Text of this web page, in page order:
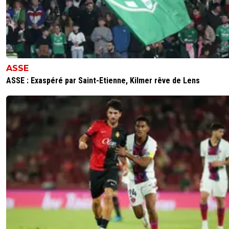
j'ai bien peur que tu ais raison, trop deg par
d'eder qui pourrait prolonger avec une clause de 5
pour que tout le monde soit content surtout qu'il
justifié son prix et qu'il a été blessé pdt un an et
0+ Répondre
peut y avoir une différence entre les propos
et ceux de son agent...Le point de
les 2 parties semblerait être le temps de jeu et
positionnement sur le terrain.
Répondre
Stef69 19 janvier 2012 à 17:19 +
le mec joue a VA ,il se permet de faire la fine
denigrer VA bien sur,mais bon pas grave,il espére
une offre de chelsea ou MU!!!!^^
ASSE
ASSE : Exaspéré par Saint-Etienne, Kilmer rêve de Lens